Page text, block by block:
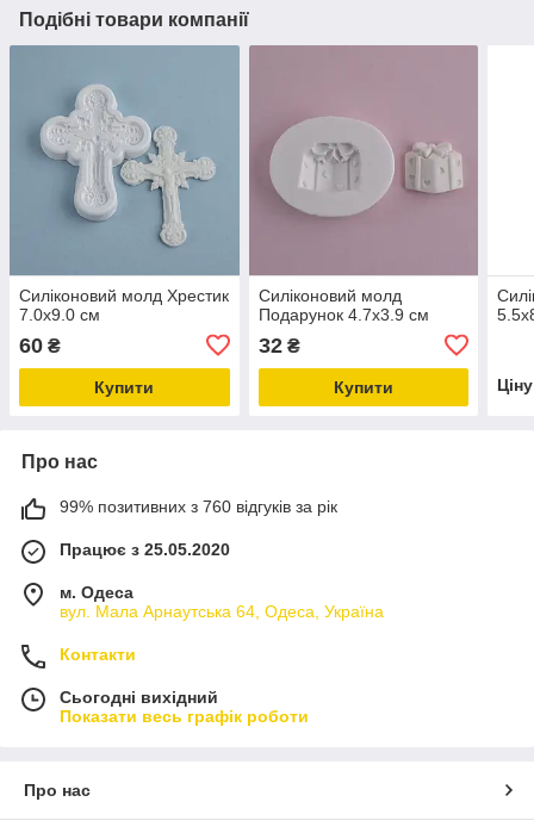
Подібні товари компанії
Силіконовий молд Хрестик
7.0х9.0 см
60 ₴
Купити
Силіконовий молд
Подарунок 4.7х3.9 см
32₴
Купити
Про нас
99% позитивних з 760 відгуків за рік
Працює з 25.05.2020
м. Одеса
вул. Мала Арнаутська 64, Одеса, Україна
Контакти
Сьогодні вихідний
Показати весь графік роботи
Про нас